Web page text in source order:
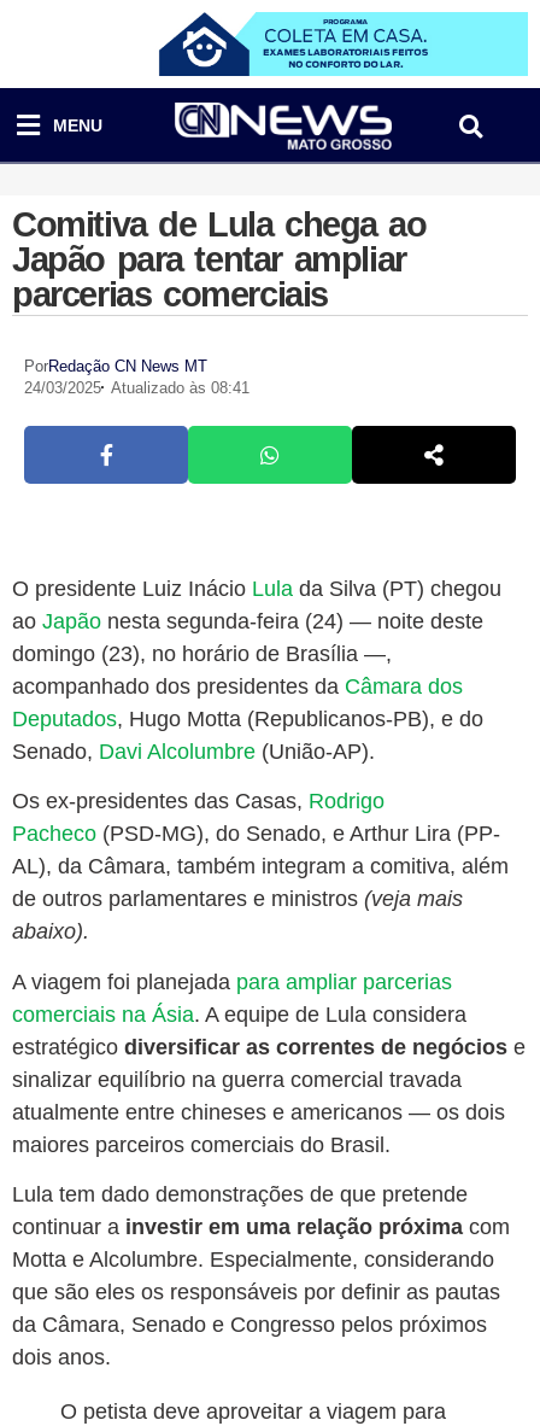
MENU
Comitiva de Lula chega ao
Japão para tentar ampliar
parcerias comerciais
PorRedação CN News MT
24/03/2025 Atualizado às 08:41
O presidente Luiz Inácio Lula da Silva (PT) chegou
ao Japão nesta segunda-feira (24) — noite deste
domingo (23), no horário de Brasília —,
acompanhado dos presidentes da Câmara dos
Deputados, Hugo Motta (Republicanos-PB), e do
Senado, Davi Alcolumbre (União-AP).
Os ex-presidentes das Casas, Rodrigo
Pacheco (PSD-MG), do Senado, e Arthur Lira (PP-
AL), da Câmara, também integram a comitiva, além
de outros parlamentares e ministros (veja mais
abaixo).
A viagem foi planejada para ampliar parcerias
comerciais na Ásia. A equipe de Lula considera
estratégico diversificar as correntes de negócios e
sinalizar equilíbrio na guerra comercial travada
atualmente entre chineses e americanos — os dois
maiores parceiros comerciais do Brasil.
Lula tem dado demonstrações de que pretende
continuar a investir em uma relação próxima com
Motta e Alcolumbre. Especialmente, considerando
que são eles os responsáveis por definir as pautas
da Câmara, Senado e Congresso pelos próximos
dois anos.
O petista deve aproveitar a viagem para